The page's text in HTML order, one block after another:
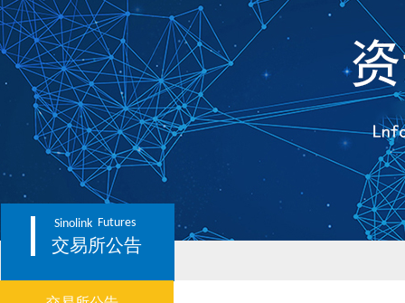
Sinolink Futures
交易所公告